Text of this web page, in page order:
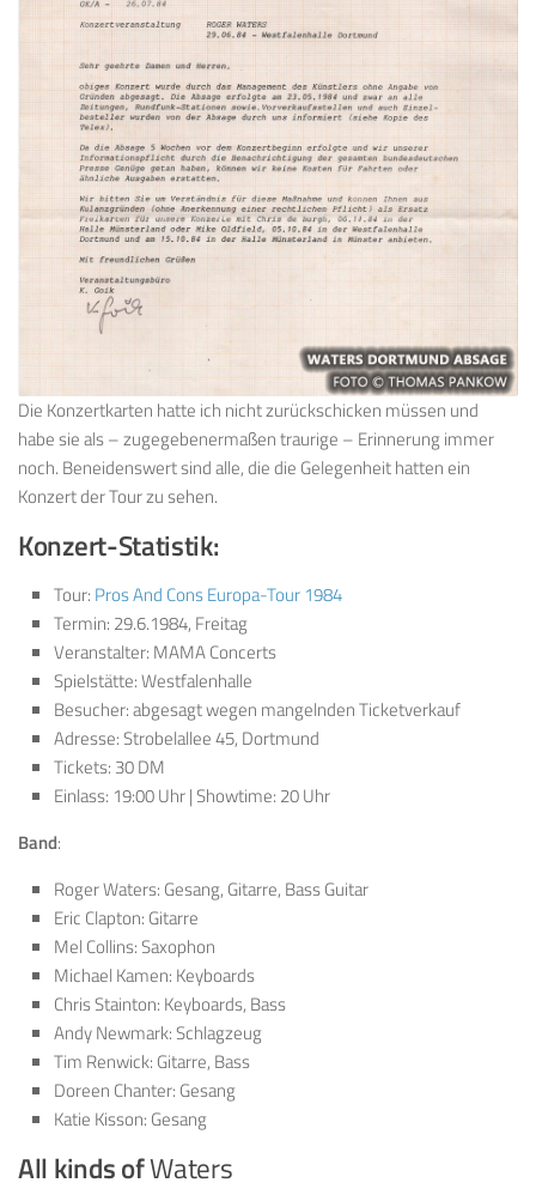
Die Konzertkarten hatte ich nicht zurückschicken müssen und
habe sie als – zugegebenermaßen traurige – Erinnerung immer
noch. Beneidenswert sind alle, die die Gelegenheit hatten ein
Konzert der Tour zu sehen.
Konzert-Statistik:
Tour: Pros And Cons Europa-Tour 1984
Termin: 29.6.1984, Freitag
Veranstalter: MAMA Concerts
Spielstätte: Westfalenhalle
Besucher: abgesagt wegen mangelnden Ticketverkauf
Adresse: Strobelallee 45, Dortmund
Tickets: 30 DM
Einlass: 19:00 Uhr | Showtime: 20 Uhr
Band:
Roger Waters: Gesang, Gitarre, Bass Guitar
Eric Clapton: Gitarre
Mel Collins: Saxophon
Michael Kamen: Keyboards
Chris Stainton: Keyboards, Bass
Andy Newmark: Schlagzeug
Tim Renwick: Gitarre, Bass
Doreen Chanter: Gesang
Katie Kisson: Gesang
All kinds ofWaters